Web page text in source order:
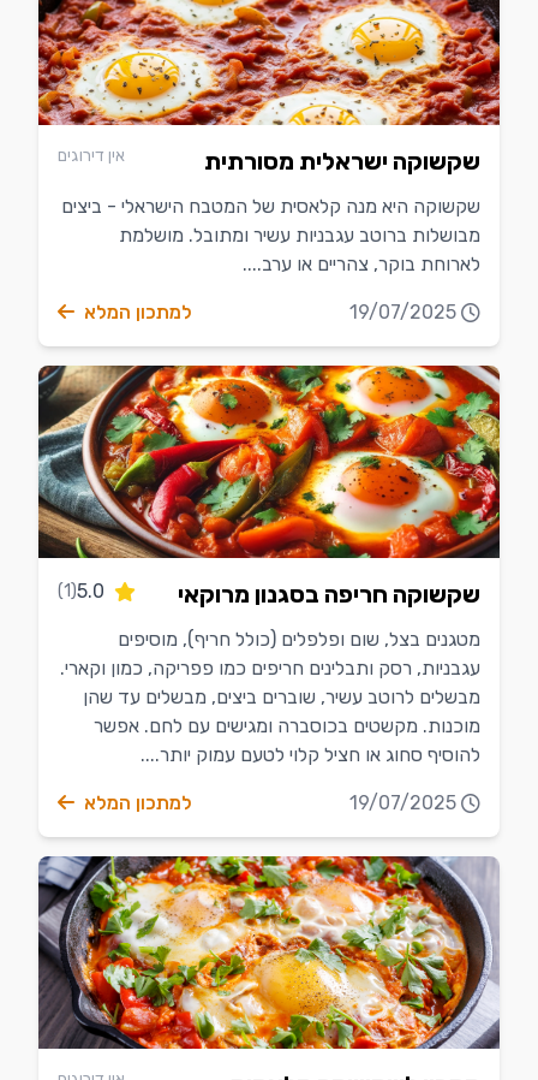
שקשוקה ישראלית מסורתית אין דירוגים
שקשוקה היא מנה קלאסית של המטבח הישראלי - ביצים
מבושלות ברוטב עגבניות עשיר ומתובל. מושלמת
לארוחת בוקר, צהריים או ערב....
19/07/2025 למתכון המלא
שקשוקה חריפה בסגנון מרוקאי 5.0
(1)
מטגנים בצל, שום ופלפלים (כולל חריף), מוסיפים
עגבניות, רסק ותבלינים חריפים כמו פפריקה, כמון וקארי.
מבשלים לרוטב עשיר, שוברים ביצים, מבשלים עד שהן
מוכנות. מקשטים בכוסברה ומגישים עם לחם. אפשר
להוסיף סחוג או חציל קלוי לטעם עמוק יותר....
19/07/2025 למתכון המלא